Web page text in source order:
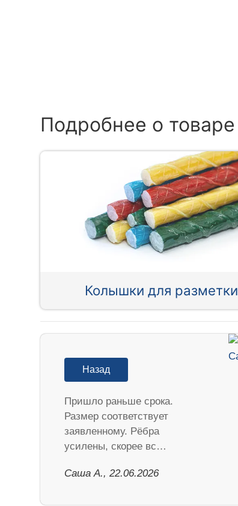
Подробнее о товаре
Колышки для разметки
Назад
Пришло раньше срока.
Размер соответствует
заявленному. Рёбра
усилены, скорее вс…
Саша А., 22.06.2026